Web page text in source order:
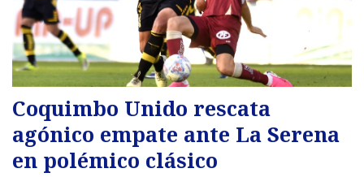
Coquimbo Unido rescata
agónico empate ante La Serena
en polémico clásico